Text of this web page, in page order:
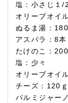
塩：小さじ１/2
オリーブオイ
ぬるま湯：
アスパラ：8本
たけのこ：
塩：少々
オリーブオイ
チーズ：120ｇ
パルミジャー